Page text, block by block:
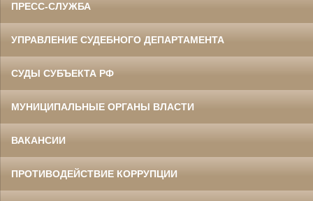
ПРЕСС-СЛУЖБА
УПРАВЛЕНИЕ СУДЕБНОГО ДЕПАРТАМЕНТА
СУДЫ СУБЪЕКТА РФ
МУНИЦИПАЛЬНЫЕ ОРГАНЫ ВЛАСТИ
ВАКАНСИИ
ПРОТИВОДЕЙСТВИЕ КОРРУПЦИИ